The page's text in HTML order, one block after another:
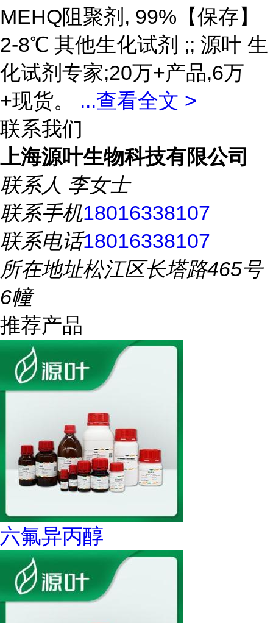
MEHQ阻聚剂, 99%【保存】
2-8℃ 其他生化试剂 ;; 源叶 生
化试剂专家;20万+产品,6万
+现货。 ...查看全文 >
联系我们
上海源叶生物科技有限公司
联系人 李女士
联系手机18016338107
联系电话18016338107
所在地址松江区长塔路465号
6幢
推荐产品
六氟异丙醇